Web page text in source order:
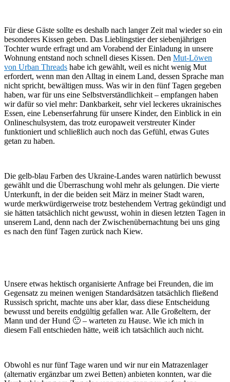
Für diese Gäste sollte es deshalb nach langer Zeit mal wieder so ein
besonderes Kissen geben. Das Lieblingstier der siebenjährigen
Tochter wurde erfragt und am Vorabend der Einladung in unsere
Wohnung entstand noch schnell dieses Kissen. Den Mut-Löwen
von Urban Threads habe ich gewählt, weil es nicht wenig Mut
erfordert, wenn man den Alltag in einem Land, dessen Sprache man
nicht spricht, bewältigen muss. Was wir in den fünf Tagen gegeben
haben, war für uns eine Selbstverständlichkeit – empfangen haben
wir dafür so viel mehr: Dankbarkeit, sehr viel leckeres ukrainisches
Essen, eine Lebenserfahrung für unsere Kinder, den Einblick in ein
Onlineschulsystem, das trotz europaweit verstreuter Kinder
funktioniert und schließlich auch noch das Gefühl, etwas Gutes
getan zu haben.
Die gelb-blau Farben des Ukraine-Landes waren natürlich bewusst
gewählt und die Überraschung wohl mehr als gelungen. Die vierte
Unterkunft, in der die beiden seit März in meiner Stadt waren,
wurde merkwürdigerweise trotz bestehendem Vertrag gekündigt und
sie hätten tatsächlich nicht gewusst, wohin in diesen letzten Tagen in
unserem Land, denn nach der Zwischenübernachtung bei uns ging
es nach den fünf Tagen zurück nach Kiew.
Unsere etwas hektisch organisierte Anfrage bei Freunden, die im
Gegensatz zu meinen wenigen Standardsätzen tatsächlich fließend
Russisch spricht, machte uns aber klar, dass diese Entscheidung
bewusst und bereits endgültig gefallen war. Alle Großeltern, der
Mann und der Hund 🙂 – warteten zu Hause. Wie ich mich in
diesem Fall entschieden hätte, weiß ich tatsächlich auch nicht.
Obwohl es nur fünf Tage waren und wir nur ein Matrazenlager
(alternativ ergänzbar um zwei Betten) anbieten konnten, war die